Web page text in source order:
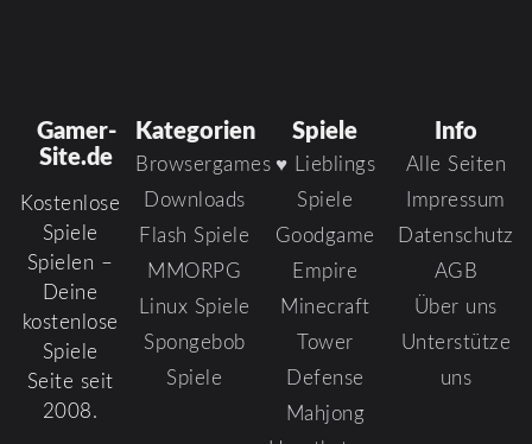
Gamer-
Site.de
Kostenlose
Spiele
Spielen –
Deine
kostenlose
Spiele
Seite seit
2008.
Kategorien
Browsergames
Downloads
Flash Spiele
MMORPG
Linux Spiele
Spongebob
Spiele
Spiele
♥ Lieblings
Spiele
Goodgame
Empire
Minecraft
Tower
Defense
Mahjong
Info
Alle Seiten
Impressum
Datenschutz
AGB
Über uns
Unterstütze
uns